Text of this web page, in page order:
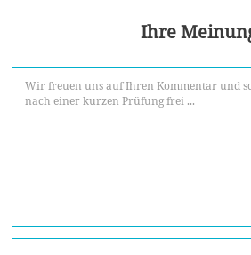
Ihre